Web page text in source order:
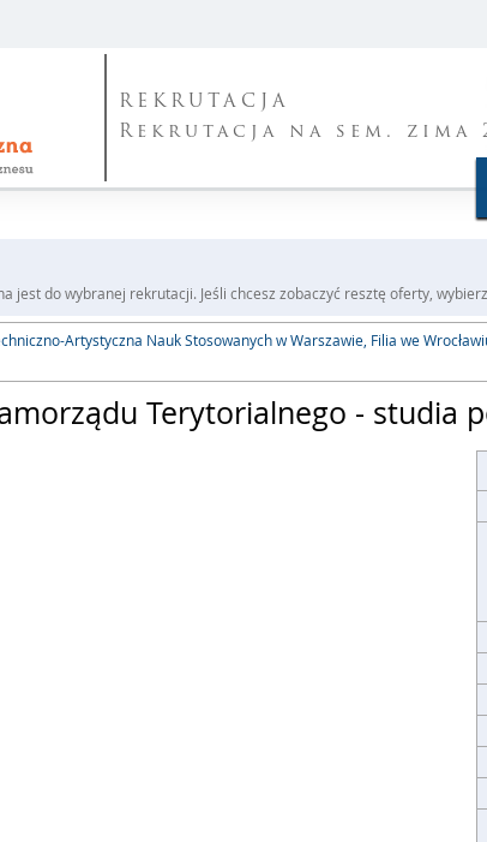
REKRUTACJA
Rekrutacja na sem. zima
jest do wybranej rekrutacji. Jeśli chcesz zobaczyć resztę oferty,
Artystyczna Nauk Stosowanych w Warszawie, Filia we
Terytorialnego - studia